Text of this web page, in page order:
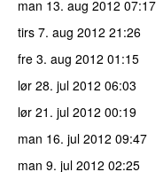
man 13. aug 2012 07:17
tirs 7. aug 2012 21:26
fre 3. aug 2012 01:15
lør 28. jul 2012 06:03
lør 21. jul 2012 00:19
man 16. jul 2012 09:47
man 9. jul 2012 02:25